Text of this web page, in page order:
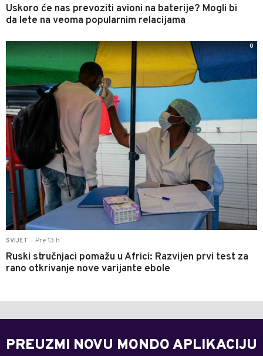
Uskoro će nas prevoziti avioni na baterije? Mogli bi
da lete na veoma popularnim relacijama
SVIJET Pre 13 h
Ruski stručnjaci pomažu u Africi: Razvijen prvi test za
rano otkrivanje nove varijante ebole
0
PREUZMI NOVU MONDO APLIKACIJU